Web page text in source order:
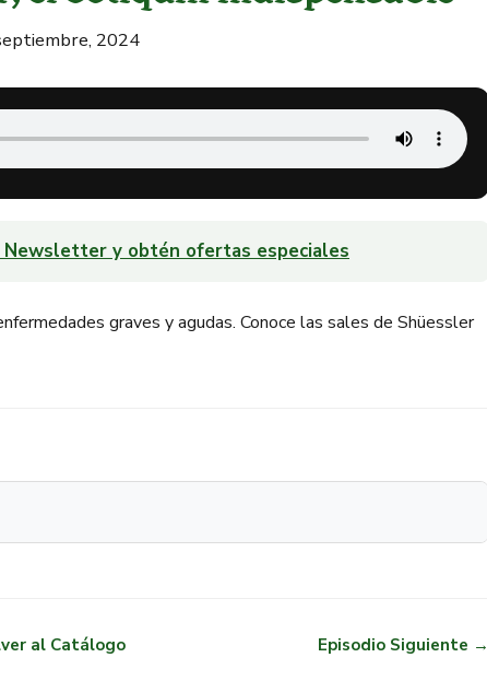
2024
Newsletter y obtén ofertas especiales
graves y agudas. Conoce las sales de Shüessler
al Catálogo Episodio Siguiente →